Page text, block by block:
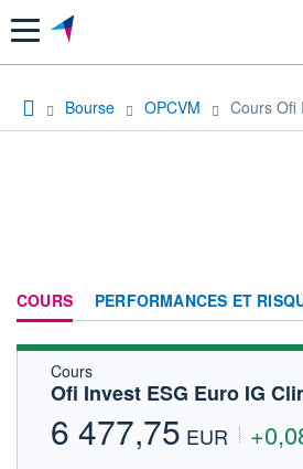
Menu
Bourse OPCVM Cours Ofi
COURS PERFORMANCES ET
FORUM
Cours
Ofi Invest ESG Euro IG
6 477,75 EUR